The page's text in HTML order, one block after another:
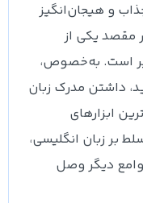
و هیجان‌انگیز
مقصد یکی از
است. به‌خصوص،
داشتن مدرک زبان
ابزارهای
بر زبان انگلیسی،
دیگر وصل